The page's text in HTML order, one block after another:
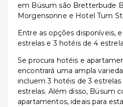
em Büsum são Bretterbude
Morgensonne e Hotel Tum
Entre as opções disponíveis,
estrelas e 3 hotéis de 4
Se procura hotéis e
encontrará uma ampla
incluem 3 hotéis de 3
estrelas. Além disso, Büsum
apartamentos, ideais para